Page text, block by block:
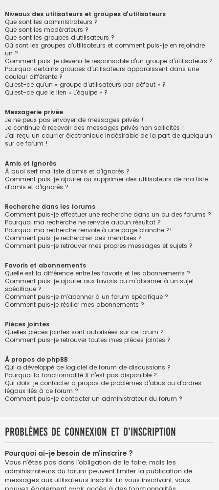
Niveaux des utilisateurs et groupes d’utilisateurs
Que sont les administrateurs ?
Que sont les modérateurs ?
Que sont les groupes d’utilisateurs ?
Où sont les groupes d’utilisateurs et comment puis-je en rejoindre
un ?
Comment puis-je devenir le responsable d’un groupe d’utilisateurs ?
Pourquoi certains groupes d’utilisateurs apparaissent dans une
couleur différente ?
Qu’est-ce qu’un « groupe d’utilisateurs par défaut » ?
Qu’est-ce que le lien « L’équipe » ?
Messagerie privée
Je ne peux pas envoyer de messages privés !
Je continue à recevoir des messages privés non sollicités !
J’ai reçu un courrier électronique indésirable de la part de quelqu’un
sur ce forum !
Amis et ignorés
À quoi sert ma liste d’amis et d’ignorés ?
Comment puis-je ajouter ou supprimer des utilisateurs de ma liste
d’amis et d’ignorés ?
Recherche dans les forums
Comment puis-je effectuer une recherche dans un ou des forums ?
Pourquoi ma recherche ne renvoie aucun résultat ?
Pourquoi ma recherche renvoie à une page blanche ?!
Comment puis-je rechercher des membres ?
Comment puis-je retrouver mes propres messages et sujets ?
Favoris et abonnements
Quelle est la différence entre les favoris et les abonnements ?
Comment puis-je ajouter aux favoris ou m’abonner à un sujet
spécifique ?
Comment puis-je m’abonner à un forum spécifique ?
Comment puis-je résilier mes abonnements ?
Pièces jointes
Quelles pièces jointes sont autorisées sur ce forum ?
Comment puis-je retrouver toutes mes pièces jointes ?
À propos de phpBB
Qui a développé ce logiciel de forum de discussions ?
Pourquoi la fonctionnalité X n’est pas disponible ?
Qui dois-je contacter à propos de problèmes d’abus ou d’ordres
légaux liés à ce forum ?
Comment puis-je contacter un administrateur du forum ?
Problèmes de connexion et d’inscription
Pourquoi ai-je besoin de m’inscrire ?
Vous n’êtes pas dans l’obligation de le faire, mais les
administrateurs du forum peuvent limiter la publication de
messages aux utilisateurs inscrits. En vous inscrivant, vous